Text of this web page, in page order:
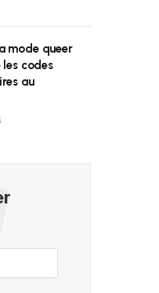
mode queer
codes
au